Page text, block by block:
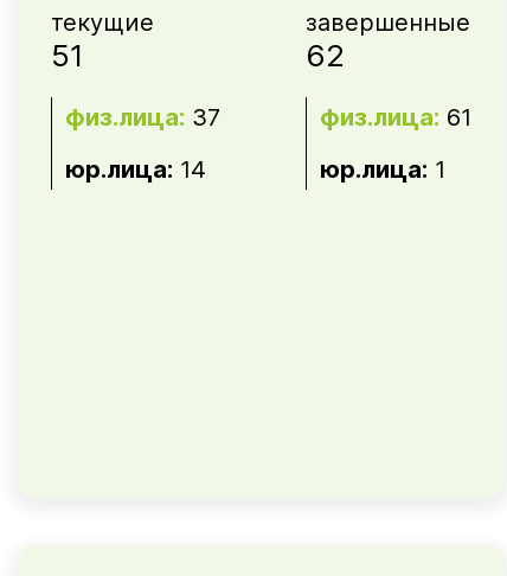
текущие
51
физ.лица: 37
юр.лица: 14
завершенные
62
физ.лица: 61
юр.лица: 1